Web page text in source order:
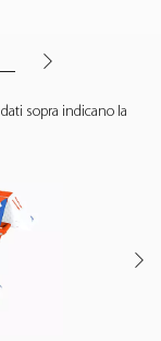
sopra indicano la
SU